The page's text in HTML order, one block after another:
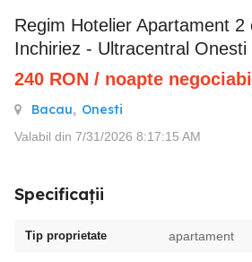
Regim Hotelier Apartament 2 camere - Cazare
Inchiriez - Ultracentral Onesti
240 RON / noapte negociabil
Bacau, Onesti
Valabil din 7/31/2026 8:17:15 AM
Specificații
Tip proprietate apartament